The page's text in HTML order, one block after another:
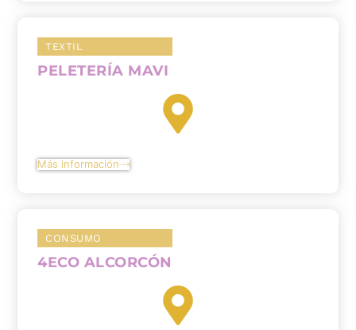
TEXTIL
PELETERÍA MAVI
Más información
CONSUMO
4ECO ALCORCÓN